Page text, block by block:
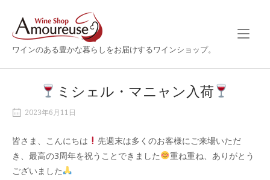
content
Home
ワインのある豊かな暮らしをお届けするワインショップ。
ミシェル・マニャン入荷
2023年6月11日
皆さま、こんにちは
先週末は多くのお客様にご来場いただ
き、最高の3周年を祝うことできました
重ね重ね、ありがとう
ございました